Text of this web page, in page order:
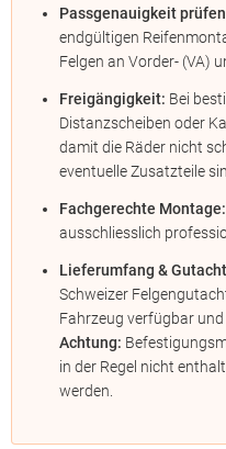
Passgenauigkeit
endgültigen
Felgen an Vorder- (VA)
Freigängigkeit: Bei
Distanzscheiben oder
damit die Räder nicht
eventuelle Zusatzteile
Fachgerechte Montage:
ausschliesslich
Lieferumfang &
Schweizer
Fahrzeug verfügbar
Achtung:
in der Regel nicht
werden.